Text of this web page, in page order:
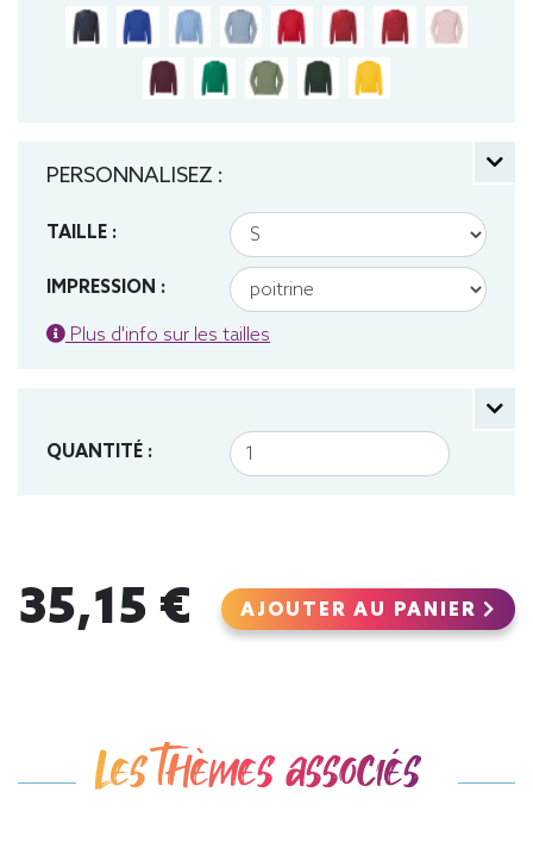
PERSONNALISEZ :
TAILLE :
IMPRESSION :
Plus d'info sur les tailles
QUANTITÉ :
35,15 € AJOUTER AU PANIER
Les thèmes associés